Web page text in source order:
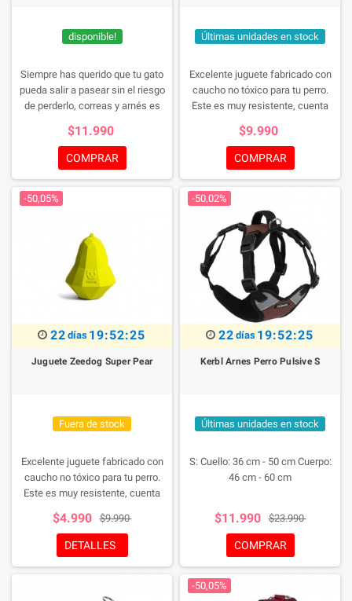
disponible!
Siempre has querido que tu gato
pueda salir a pasear sin el riesgo
de perderlo, correas y arnés es
posibilidad y en una gama de
colores sobrios y de moda. El
Arnés y Correa Cat-It está hecho
de material de nylon seguro,
cómodo y duradero. Deslizador de
ajuste personalizado y rápido. La
campana dorada advierte la
presencia de su gato.
$11.990
COMPRAR
Últimas unidades en stock
Excelente juguete fabricado con
caucho no tóxico para tu perro.
Este es muy resistente, cuenta
colocar snacks lo que hace más
atractivo el juego para tu perro.
Además tiene capacidad de
rebote.
$9.990
COMPRAR
-50,05%
22 días 19:52:25
Juguete Zeedog Super Pear
Fuera de stock
Excelente juguete fabricado con
caucho no tóxico para tu perro.
Este es muy resistente, cuenta
colocar snacks lo que hace más
atractivo el juego para tu perro.
Además tiene capacidad de
rebote.
$4.990 $9.990
DETALLES
-50,02%
22 días 19:52:25
Kerbl Arnes Perro Pulsive S
Últimas unidades en stock
S: Cuello: 36 cm - 50 cm Cuerpo:
46 cm - 60 cm
$11.990 $23.990
COMPRAR
-50,05%